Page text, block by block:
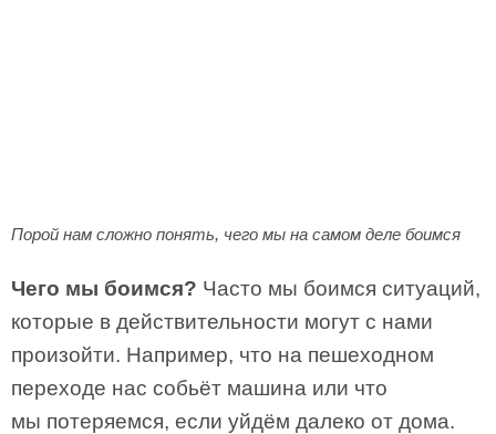
Порой нам сложно понять, чего мы на самом деле боимся
Чего мы боимся? Часто мы боимся ситуаций,
которые в действительности могут с нами
произойти. Например, что на пешеходном
переходе нас собьёт машина или что
мы потеряемся, если уйдём далеко от дома.